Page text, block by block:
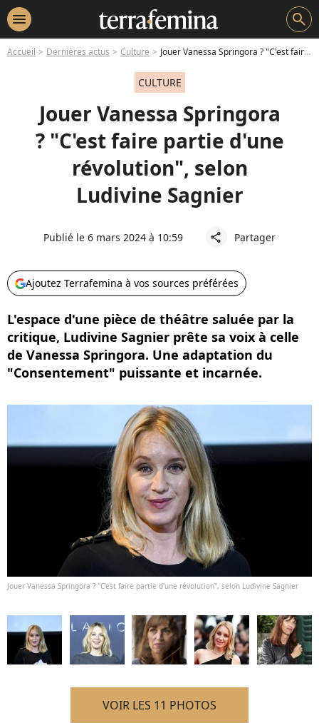
menu search
Accueil Dernières actus Culture Jouer Vanessa Springora ? "C'est faire partie d'une révolution", selon Ludivine Sagnier
CULTURE
Jouer Vanessa Springora
? "C'est faire partie d'une
révolution", selon
Ludivine Sagnier
Publié le 6 mars 2024 à 10:59 share Partager
Ajoutez Terrafemina à vos sources préférées
L'espace d'une pièce de théâtre saluée par la
critique, Ludivine Sagnier prête sa voix à celle
de Vanessa Springora. Une adaptation du
"Consentement" puissante et incarnée.
Jouer Vanessa Springora ? "C'est faire partie d'une révolution", selon Ludivine Sagnier
VOIR LES 11 PHOTOS